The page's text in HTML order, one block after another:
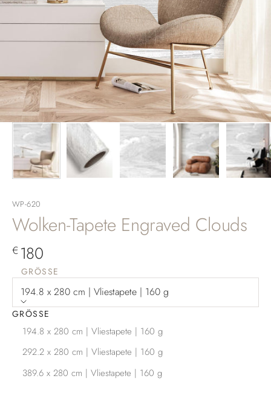
WP-620
Wolken-Tapete Engraved Clouds
Angebot
€ 180
GRÖSSE
194.8 x 280 cm | Vliestapete | 160 g
GRÖSSE
194.8 x 280 cm | Vliestapete | 160 g
292.2 x 280 cm | Vliestapete | 160 g
389.6 x 280 cm | Vliestapete | 160 g